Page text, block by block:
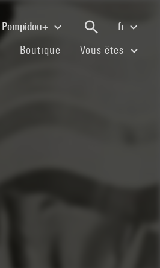
Pompidou+
fr
(current)
Boutique (current)
Vous êtes